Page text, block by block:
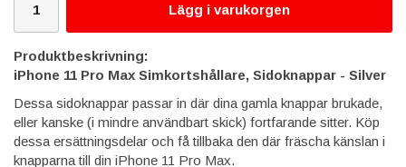
Lägg i varukorgen
Produktbeskrivning:
iPhone 11 Pro Max Simkortshållare, Sidoknappar - Silver
Dessa sidoknappar passar in där dina gamla knappar brukade,
eller kanske (i mindre användbart skick) fortfarande sitter. Köp
dessa ersättningsdelar och få tillbaka den där fräscha känslan i
knapparna till din iPhone 11 Pro Max.